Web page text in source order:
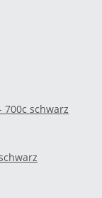
700c schwarz